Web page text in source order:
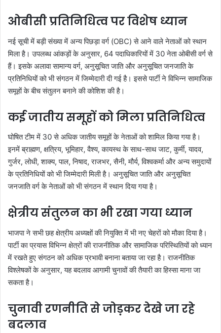
ओबीसी प्रतिनिधित्व पर विशेष ध्यान
नई सूची में बड़ी संख्या में अन्य पिछड़ा वर्ग (OBC) से आने वाले नेताओं को स्थान
मिला है। उपलब्ध आंकड़ों के अनुसार, 64 पदाधिकारियों में 30 नेता ओबीसी वर्ग से
हैं। इसके अलावा सामान्य वर्ग, अनुसूचित जाति और अनुसूचित जनजाति के
प्रतिनिधियों को भी संगठन में जिम्मेदारी दी गई है। इससे पार्टी ने विभिन्न सामाजिक
समूहों के बीच संतुलन बनाने की कोशिश की है।
कई जातीय समूहों को मिला प्रतिनिधित्व
घोषित टीम में 30 से अधिक जातीय समूहों के नेताओं को शामिल किया गया है।
इनमें ब्राह्मण, क्षत्रिय, भूमिहार, वैश्य, कायस्थ के साथ-साथ जाट, कुर्मी, यादव,
गुर्जर, लोधी, शाक्य, पाल, निषाद, राजभर, सैनी, मौर्य, विश्वकर्मा और अन्य समुदायों
के प्रतिनिधियों को भी जिम्मेदारी मिली है। अनुसूचित जाति और अनुसूचित
जनजाति वर्ग के नेताओं को भी संगठन में स्थान दिया गया है।
क्षेत्रीय संतुलन का भी रखा गया ध्यान
भाजपा ने सभी छह क्षेत्रीय अध्यक्षों की नियुक्ति में भी नए चेहरों को मौका दिया है।
पार्टी का प्रयास विभिन्न क्षेत्रों की राजनीतिक और सामाजिक परिस्थितियों को ध्यान
में रखते हुए संगठन को अधिक प्रभावी बनाना बताया जा रहा है। राजनीतिक
विश्लेषकों के अनुसार, यह बदलाव आगामी चुनावों की तैयारी का हिस्सा माना जा
सकता है।
चुनावी रणनीति से जोड़कर देखे जा रहे
बदलाव